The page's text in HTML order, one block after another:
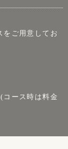
をご用意してお
ース時は料金